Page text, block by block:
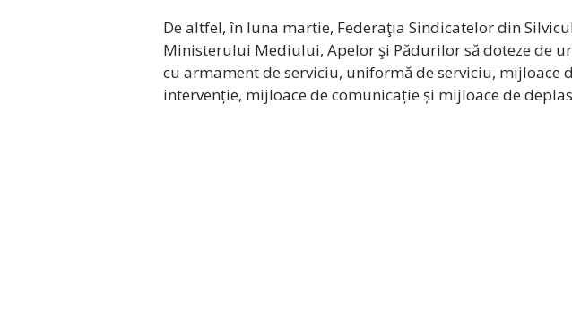
De altfel, în luna martie, Federaţia Sindicatelor din
Ministerului Mediului, Apelor şi Pădurilor să doteze de
cu armament de serviciu, uniformă de serviciu, mijloace
intervenție, mijloace de comunicație și mijloace de